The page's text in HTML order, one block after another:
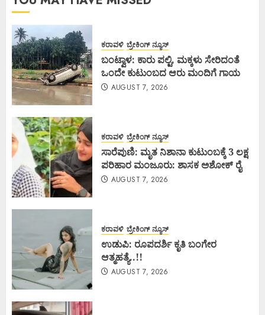
ಕರಾವಳಿ ಬ್ರೇಕಿಂಗ್ ನ್ಯೂಸ್
ಬಂಟ್ವಾಳ: ಕಾರು ಪಲ್ಟಿ, ಮಕ್ಕಳು ಸೇರಿದಂತೆ
ಒಂದೇ ಕುಟುಂಬದ ಆರು ಮಂದಿಗೆ ಗಾಯ
AUGUST 7, 2026
ಕರಾವಳಿ ಬ್ರೇಕಿಂಗ್ ನ್ಯೂಸ್
ಸಾರೆಪುಣಿ: ಮೃತ ನಿಶಾನಾ ಕುಟುಂಬಕ್ಕೆ 3 ಲಕ್ಷ
ಪರಿಹಾರ ಮಂಜೂರು: ಶಾಸಕ ಅಶೋಕ್ ರೈ
AUGUST 7, 2026
ಕರಾವಳಿ ಬ್ರೇಕಿಂಗ್ ನ್ಯೂಸ್
ಉಡುಪಿ: ರೂಪದರ್ಶಿ ಕೃತಿ ಬಂಗೇರ
ಆತ್ಮಹತ್ಯೆ..!!
AUGUST 7, 2026